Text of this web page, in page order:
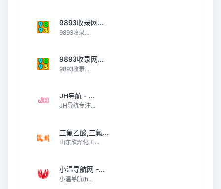
9893收录网...
9893收录...
9893收录网...
9893收录...
JH导航 - ...
JH导航专注...
三氟乙酸,三氟...
山东欣烨化工...
小温导航网 -...
小温导航(h...